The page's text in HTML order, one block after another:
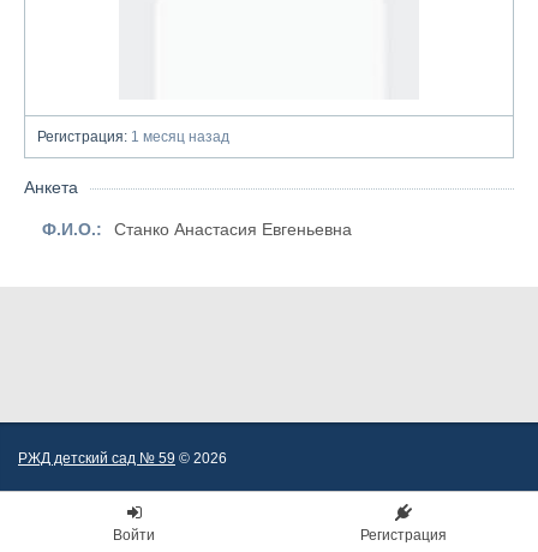
Регистрация: 1 месяц назад
Анкета
Ф.И.О.: Станко Анастасия Евгеньевна
РЖД детский сад № 59 © 2026
Войти Регистрация